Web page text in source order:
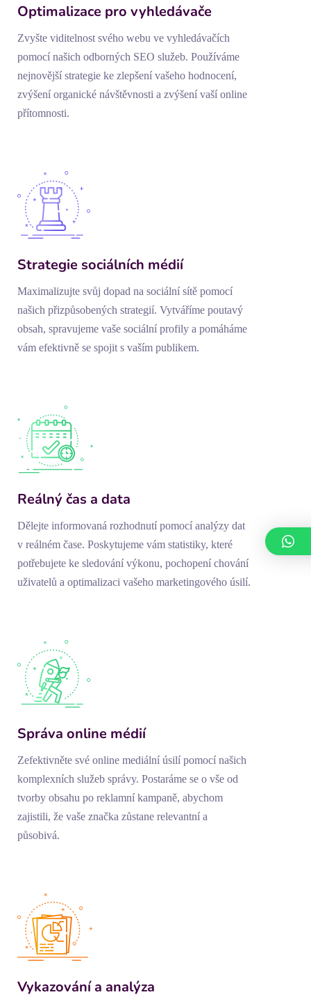
Optimalizace pro vyhledávače
Zvyšte viditelnost svého webu ve vyhledávačích
pomocí našich odborných SEO služeb. Používáme
nejnovější strategie ke zlepšení vašeho hodnocení,
zvýšení organické návštěvnosti a zvýšení vaší online
přítomnosti.
Strategie sociálních médií
Maximalizujte svůj dopad na sociální sítě pomocí
našich přizpůsobených strategií. Vytváříme poutavý
obsah, spravujeme vaše sociální profily a pomáháme
vám efektivně se spojit s vaším publikem.
Reálný čas a data
Dělejte informovaná rozhodnutí pomocí analýzy dat
v reálném čase. Poskytujeme vám statistiky, které
potřebujete ke sledování výkonu, pochopení chování
uživatelů a optimalizaci vašeho marketingového úsilí.
Správa online médií
Zefektivněte své online mediální úsilí pomocí našich
komplexních služeb správy. Postaráme se o vše od
tvorby obsahu po reklamní kampaně, abychom
zajistili, že vaše značka zůstane relevantní a
působivá.
Vykazování a analýza